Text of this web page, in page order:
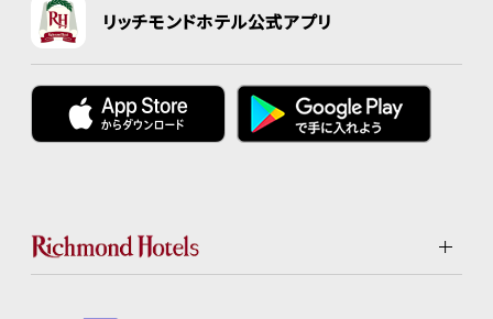
リッチモンドホテル公式アプリ